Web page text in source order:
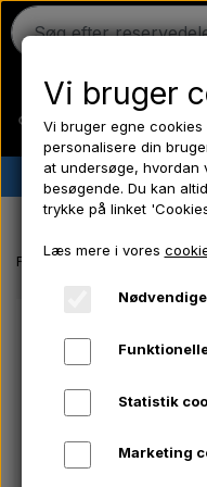
✔︎ Dansk lager✔︎
Forside Massey Ferguson
Vi bruger
Vi bruger egne
personalisere din
at undersøge, hvordan
besøgende. Du kan
trykke på linket
Læs mere i vores
Statistik
Marketing